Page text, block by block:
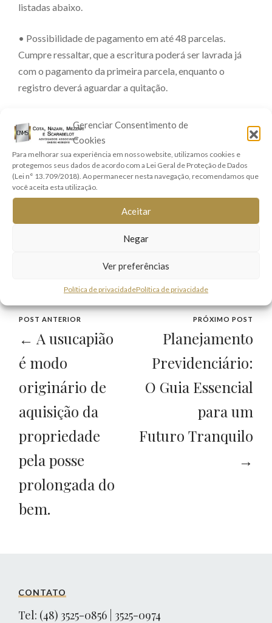
Gerenciar Consentimento de
Cookies
Para melhorar sua experiência em nosso website, utilizamos cookies e
protegemos seus dados de acordo com a Lei Geral de Proteção de Dados
(Lei n° 13.709/2018). Ao permanecer nesta navegação, recomendamos que
você aceita esta utilização.
Aceitar
Negar
Ver preferências
Política de privacidadePolítica de privacidade
listadas abaixo.
• Possibilidade de pagamento em até 48 parcelas.
Cumpre ressaltar, que a escritura poderá ser lavrada já
com o pagamento da primeira parcela, enquanto o
registro deverá aguardar a quitação.
um único imóvel, desde que seja próprio para moradia,
não ultrapasse R$ 200.000,00 (duzentos mil reais) e que
o beneficiário não possua outro imóvel.
• Isenção do pagamento do imposto quando o valor dos
bens ou direitos recebidos não exceder o equivalente a
POST ANTERIOR
← A usucapião
é modo
originário de
aquisição da
propriedade
pela posse
prolongada do
bem.
PRÓXIMO POST
Planejamento
Previdenciário:
O Guia Essencial
para um
Futuro Tranquilo
→
CONTATO
Tel: (48) 3525-0856 | 3525-0974